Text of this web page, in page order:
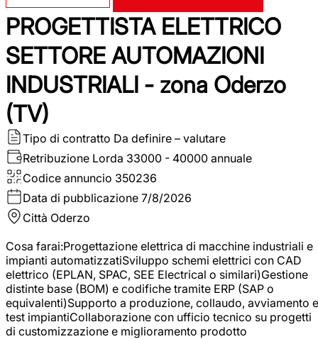
PROGETTISTA ELETTRICO
SETTORE AUTOMAZIONI
INDUSTRIALI - zona Oderzo
(TV)
Tipo di contratto Da definire – valutare
Retribuzione Lorda 33000 - 40000 annuale
Codice annuncio 350236
Data di pubblicazione 7/8/2026
Città Oderzo
Cosa farai:Progettazione elettrica di macchine industriali e
impianti automatizzatiSviluppo schemi elettrici con CAD
elettrico (EPLAN, SPAC, SEE Electrical o similari)Gestione
distinte base (BOM) e codifiche tramite ERP (SAP o
equivalenti)Supporto a produzione, collaudo, avviamento e
test impiantiCollaborazione con ufficio tecnico su progetti
di customizzazione e miglioramento prodotto